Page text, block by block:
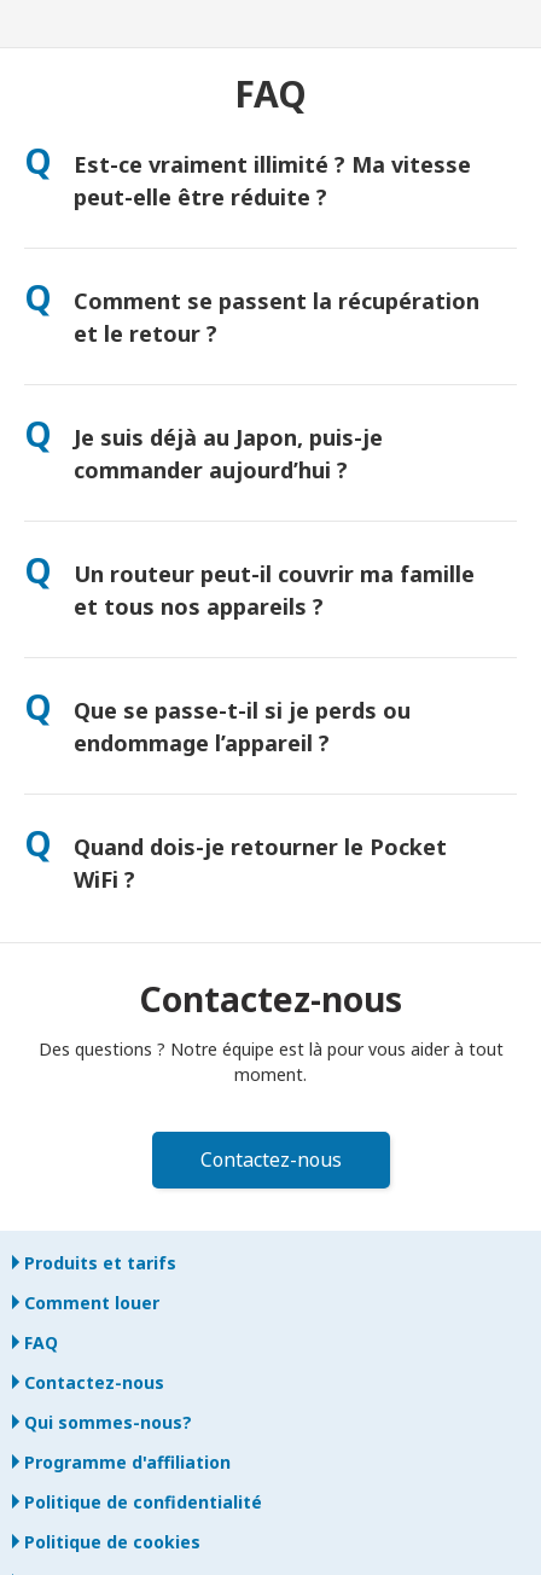
FAQ
Q
Est-ce vraiment illimité ? Ma vitesse
peut-elle être réduite ?
Oui, vraiment illimité ! Aucune politique de « Fair Use » ni
une congestion temporaire peut ralentir le débit. Si cela se
produit, nous créditerons votre location.)
Q
Comment se passent la récupération
et le retour ?
Récupération à l’aéroport ou livraison à l’hôtel/domicile avant
il suffit de déposer le colis dans une boîte postale au Japon.
Aucune file d’attente, aucun formulaire.
Q
Je suis déjà au Japon, puis-je
commander aujourd’hui ?
Oui ! Retrait le jour même à l’aéroport disponible. Livraison à
connaître l’option la plus rapide selon votre lieu de séjour.
Q
Un routeur peut-il couvrir ma famille
et tous nos appareils ?
"Oui, jusqu’à 10 appareils connectés simultanément
heures d’autonomie, et une batterie externe gratuite incluse."
Q
Que se passe-t-il si je perds ou
endommage l’appareil ?
Vous pouvez ajouter une assurance lors du paiement pour
de remplacement s'appliquent. En cas de problème,
contactez-nous immédiatement — nous vous aiderons à
rester connecté.
Q
Quand dois-je retourner le Pocket
WiFi ?
Contactez-nous
Des questions ? Notre équipe est là pour vous aider à tout
moment.
Contactez-nous
Produits et tarifs
Comment louer
FAQ
Contactez-nous
Qui sommes-nous?
Programme d'affiliation
Politique de confidentialité
Politique de cookies